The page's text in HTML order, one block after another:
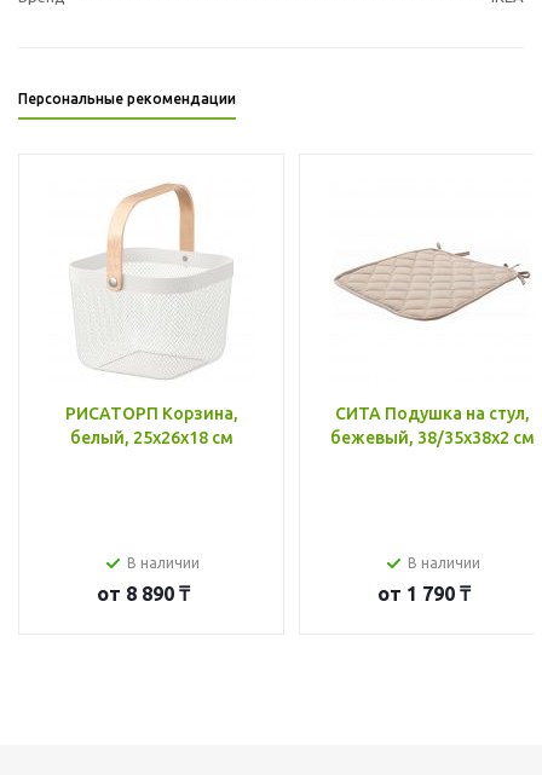
Персональные рекомендации
РИСАТОРП Корзина,
белый, 25x26x18 см
В наличии
от 8 890 ₸
СИТА Подушка на стул,
бежевый, 38/35x38x2 см
В наличии
от 1 790 ₸